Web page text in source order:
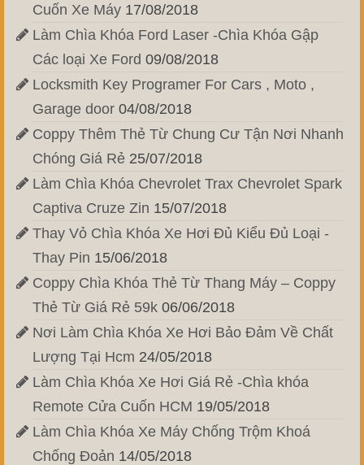
Cuốn Xe Máy 17/08/2018
Làm Chìa Khóa Ford Laser -Chìa Khóa Gập
Các loại Xe Ford 09/08/2018
Locksmith Key Programer For Cars , Moto ,
Garage door 04/08/2018
Coppy Thêm Thẻ Từ Chung Cư Tận Nơi Nhanh
Chóng Giá Rẻ 25/07/2018
Làm Chìa Khóa Chevrolet Trax Chevrolet Spark
Captiva Cruze Zin 15/07/2018
Thay Vỏ Chìa Khóa Xe Hơi Đủ Kiểu Đủ Loại -
Thay Pin 15/06/2018
Coppy Chìa Khóa Thẻ Từ Thang Máy – Coppy
Thẻ Từ Giá Rẻ 59k 06/06/2018
Nơi Làm Chìa Khóa Xe Hơi Bảo Đảm Về Chất
Lượng Tại Hcm 24/05/2018
Làm Chìa Khóa Xe Hơi Giá Rẻ -Chìa khóa
Remote Cửa Cuốn HCM 19/05/2018
Làm Chìa Khóa Xe Máy Chống Trộm Khoá
Chống Đoản 14/05/2018